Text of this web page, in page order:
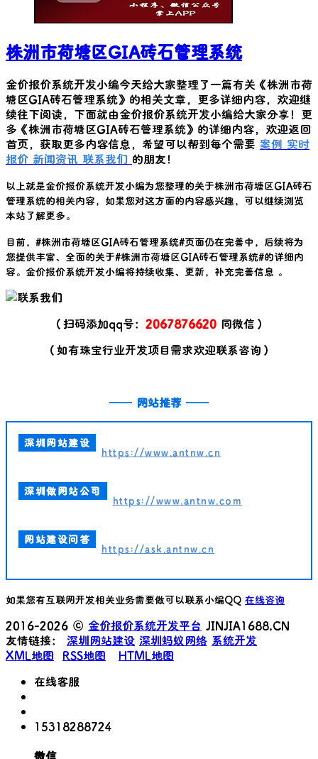
株洲市荷塘区GIA砖石管理系统
金价报价系统开发小编今天给大家整理了一篇有关《株洲市荷
塘区GIA砖石管理系统》的相关文章，更多详细内容，欢迎继
续往下阅读，下面就由金价报价系统开发小编给大家分享！更
多《株洲市荷塘区GIA砖石管理系统》的详细内容，欢迎返回
首页，获取更多内容信息，希望可以帮到每个需要 案例 实时
报价 新闻资讯 联系我们 的朋友！
以上就是金价报价系统开发小编为您整理的关于株洲市荷塘区GIA砖石
管理系统的相关内容，如果您对这方面的内容感兴趣，可以继续浏览
本站了解更多。
目前，#株洲市荷塘区GIA砖石管理系统#页面仍在完善中，后续将为
您提供丰富、全面的关于#株洲市荷塘区GIA砖石管理系统#的详细内
容。金价报价系统开发小编将持续收集、更新，补充完善信息 。
（扫码添加qq号： 2067876620 同微信）
（如有珠宝行业开发项目需求欢迎联系咨询）
—— 网站推荐 ——
深圳网站建设
https://www.antnw.cn
深圳做网站公司
https://www.antnw.com
网站建设问答
https://ask.antnw.cn
如果您有互联网开发相关业务需要做可以联系小编QQ 在线咨询
2016-2026 © 金价报价系统开发平台 JINJIA1688.CN
友情链接： 深圳网站建设 深圳蚂蚁网络 系统开发
XML地图
RSS地图
HTML地图
在线客服
15318288724
微信